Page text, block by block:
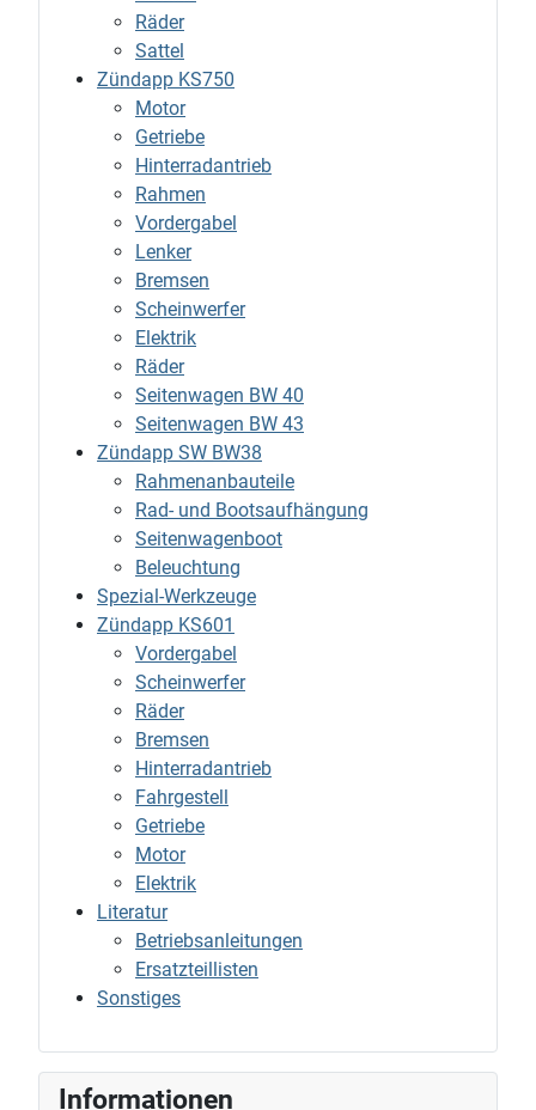
Räder
Sattel
Zündapp KS750
Motor
Getriebe
Hinterradantrieb
Rahmen
Vordergabel
Lenker
Bremsen
Scheinwerfer
Elektrik
Räder
Seitenwagen BW 40
Seitenwagen BW 43
Zündapp SW BW38
Rahmenanbauteile
Rad- und Bootsaufhängung
Seitenwagenboot
Beleuchtung
Spezial-Werkzeuge
Zündapp KS601
Vordergabel
Scheinwerfer
Räder
Bremsen
Hinterradantrieb
Fahrgestell
Getriebe
Motor
Elektrik
Literatur
Betriebsanleitungen
Ersatzteillisten
Sonstiges
Informationen